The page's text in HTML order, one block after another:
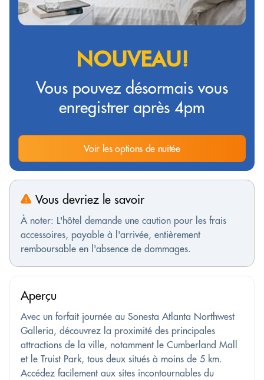
NOUVEAU!
Vous pouvez désormais vous
enregistrer après 4pm
Voir les options de nuitée
Vous devriez le savoir
À noter: L'hôtel demande une caution pour les frais
accessoires, payable à l'arrivée, entièrement
remboursable en l'absence de dommages.
Aperçu
Avec un forfait journée au Sonesta Atlanta Northwest
Galleria, découvrez la proximité des principales
attractions de la ville, notamment le Cumberland Mall
et le Truist Park, tous deux situés à moins de 5 km.
Accédez facilement aux sites incontournables du